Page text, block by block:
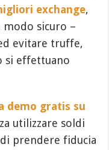
exchange,
sicuro –
evitare truffe,
si effettuano
demo gratis su
utilizzare soldi
prendere fiducia